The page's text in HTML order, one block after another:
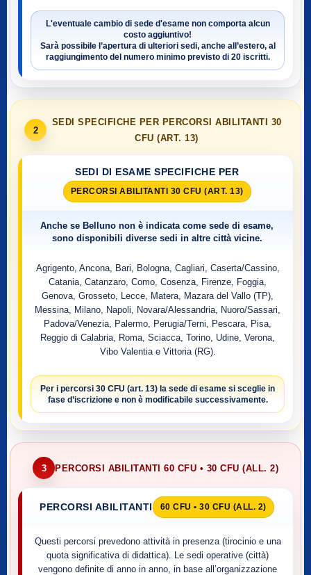
L'eventuale cambio di sede d'esame non comporta alcun
costo aggiuntivo!
Sarà possibile l’apertura di ulteriori sedi, anche all’estero, al
raggiungimento del numero minimo previsto di 20 iscritti.
2
SEDI SPECIFICHE PER PERCORSI ABILITANTI 30
CFU (ART. 13)
SEDI DI ESAME SPECIFICHE PER
PERCORSI ABILITANTI 30 CFU (ART. 13)
Anche se Belluno non è indicata come sede di esame,
sono disponibili diverse sedi in altre città vicine.
Agrigento, Ancona, Bari, Bologna, Cagliari, Caserta/Cassino,
Catania, Catanzaro, Como, Cosenza, Firenze, Foggia,
Genova, Grosseto, Lecce, Matera, Mazara del Vallo (TP),
Messina, Milano, Napoli, Novara/Alessandria, Nuoro/Sassari,
Padova/Venezia, Palermo, Perugia/Terni, Pescara, Pisa,
Reggio di Calabria, Roma, Sciacca, Torino, Udine, Verona,
Vibo Valentia e Vittoria (RG).
Per i percorsi 30 CFU (art. 13) la sede di esame si sceglie in
fase d’iscrizionee non è modificabile successivamente.
3 PERCORSI ABILITANTI 60 CFU • 30 CFU (ALL. 2)
PERCORSI ABILITANTI 60 CFU • 30 CFU (ALL. 2)
Questi percorsi prevedono attività in presenza (tirocinio e una
quota significativa di didattica). Le sedi operative (città)
vengono definite di anno in anno, in base all’organizzazione